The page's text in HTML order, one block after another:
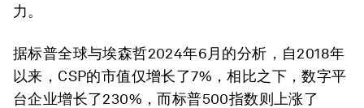
力。
据标普全球与埃森哲2024年6月的分析，自2018年
以来，CSP的市值仅增长了7%，相比之下，数字平
台企业增长了230%，而标普500指数则上涨了